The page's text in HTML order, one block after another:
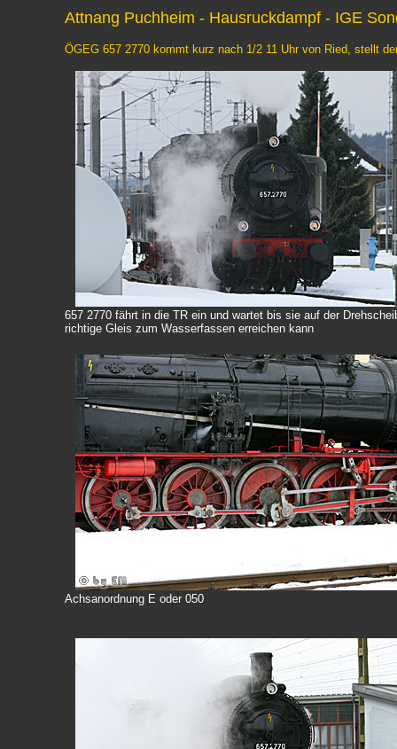
Attnang Puchheim - Hausruckdampf - IGE
ÖGEG 657 2770 kommt kurz nach 1/2 11 Uhr von Ried, stellt
657 2770 fährt in die TR ein und wartet bis sie auf der
richtige Gleis zum Wasserfassen erreichen kann
Achsanordnung E oder 050